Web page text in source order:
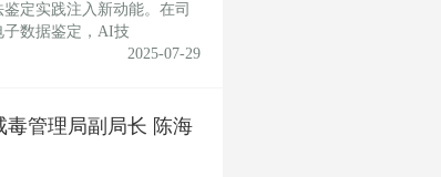
定实践注入新动能。在司
子数据鉴定，AI技
2025-07-29
管理局副局长 陈海